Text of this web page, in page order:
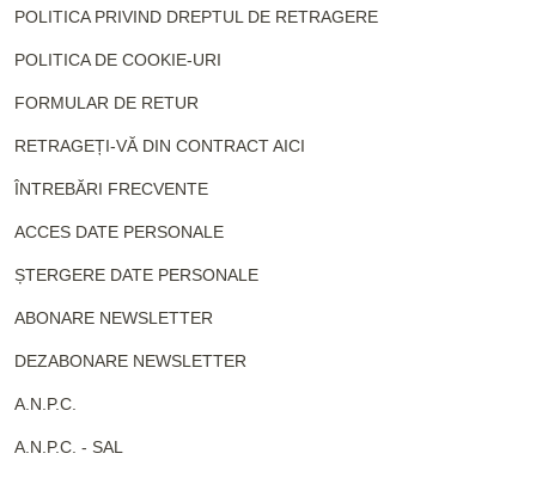
POLITICA PRIVIND DREPTUL DE RETRAGERE
POLITICA DE COOKIE-URI
FORMULAR DE RETUR
RETRAGEȚI-VĂ DIN CONTRACT AICI
ÎNTREBĂRI FRECVENTE
ACCES DATE PERSONALE
ȘTERGERE DATE PERSONALE
ABONARE NEWSLETTER
DEZABONARE NEWSLETTER
A.N.P.C.
A.N.P.C. - SAL